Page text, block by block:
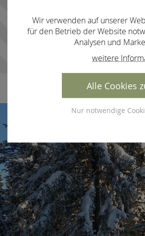
Wir verwenden auf unserer
für den Betrieb der Website
Analysen und
weitere
Alle Cookies
Nur notwendige